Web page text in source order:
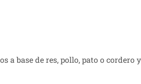
a base de res, pollo, pato o cordero